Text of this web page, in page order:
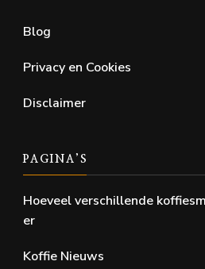
Blog
Privacy en Cookies
Disclaimer
PAGINA’S
Hoeveel verschillende
er
Koffie Nieuws